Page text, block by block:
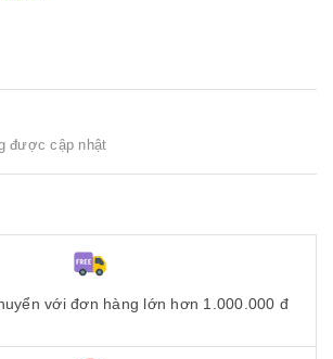
được cập nhật
với đơn hàng lớn hơn 1.000.000 đ